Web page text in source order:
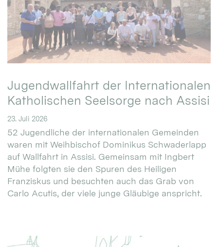
Jugendwallfahrt der Internationalen
Katholischen Seelsorge nach Assisi
23. Juli 2026
52 Jugendliche der internationalen Gemeinden
waren mit Weihbischof Dominikus Schwaderlapp
auf Wallfahrt in Assisi. Gemeinsam mit Ingbert
Mühe folgten sie den Spuren des Heiligen
Franziskus und besuchten auch das Grab von
Carlo Acutis, der viele junge Gläubige anspricht.